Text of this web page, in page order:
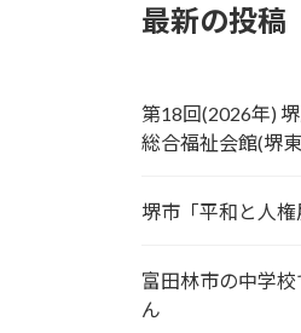
最新の投稿
第18回(2026年)
総合福祉会館(堺
堺市「平和と人
富田林市の中学
ん